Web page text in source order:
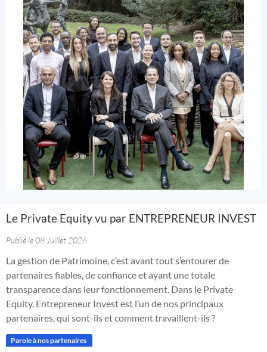
Le Private Equity vu par ENTREPRENEUR INVEST
Publié le 08 Juillet 2026
La gestion de Patrimoine, c’est avant tout s’entourer de
partenaires fiables, de confiance et ayant une totale
transparence dans leur fonctionnement. Dans le Private
Equity, Entrepreneur Invest est l’un de nos principaux
partenaires, qui sont-ils et comment travaillent-ils ?
Parole à nos partenaires